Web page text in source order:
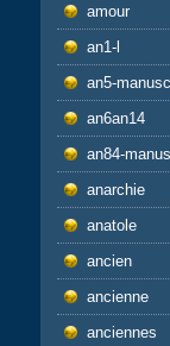
amour
an1-l
an5-
an6an14
an84-
anarchie
anatole
ancien
ancienne
anciennes